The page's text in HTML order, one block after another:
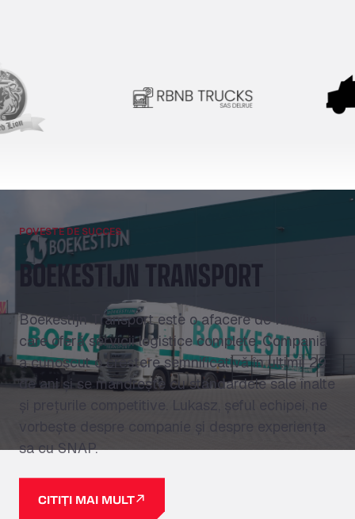
POVESTE DE SUCCES
BOEKESTIJN TRANSPORT
Boekestijn Transport este o afacere de familie
care oferă servicii logistice complete. Compania
a cunoscut o creștere semnificativă în ultimii 29
de ani și se mândrește cu standardele sale înalte
și prețurile competitive. Lukasz, șeful echipei, ne
vorbește despre companie și despre experiența
sa cu SNAP.
CITIȚI MAI MULT